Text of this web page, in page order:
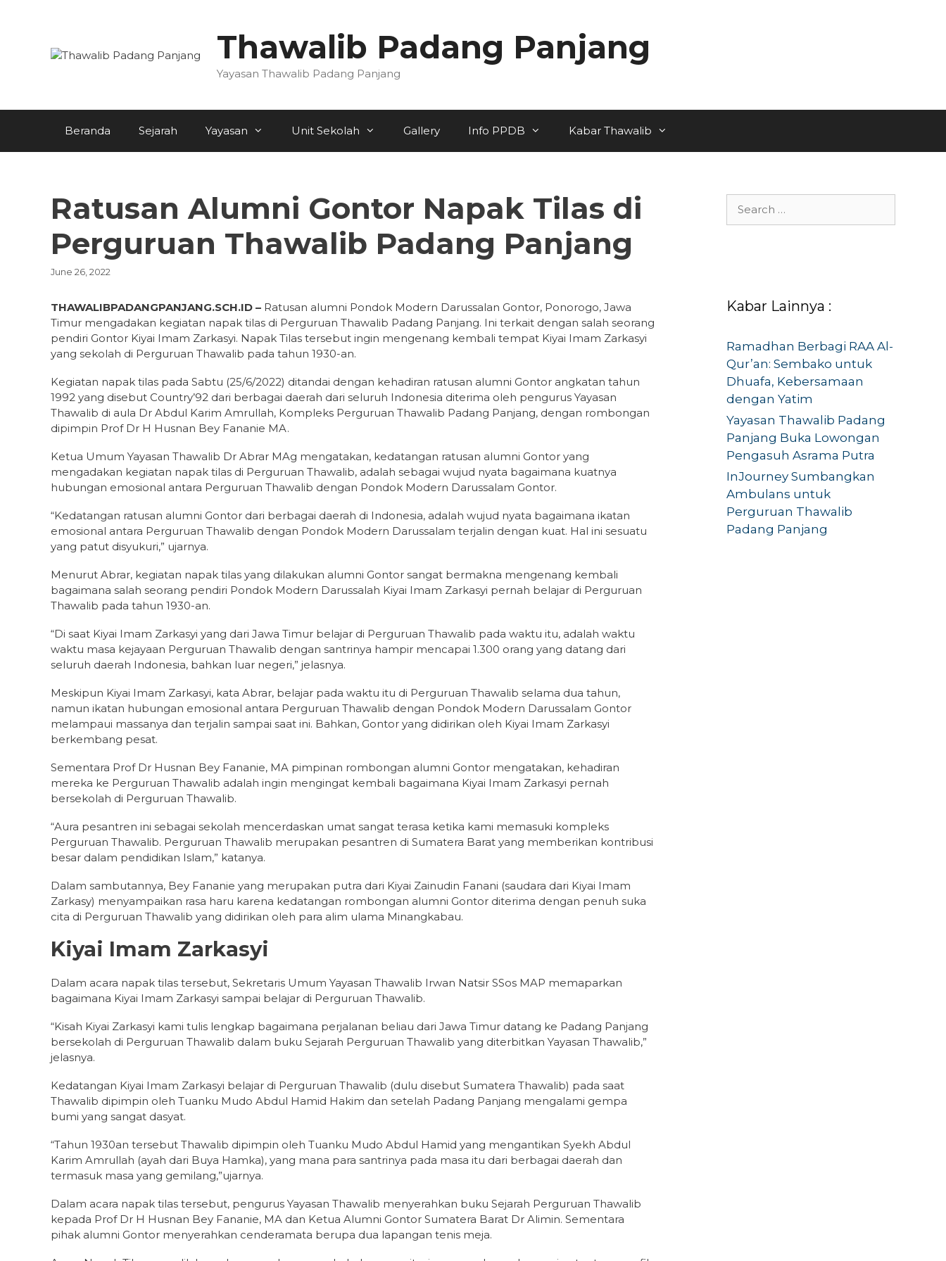
Thawalib Padang Panjang
Yayasan Thawalib Padang Panjang
Beranda Sejarah Yayasan Unit Sekolah Gallery Info PPDB Kabar Thawalib
Ratusan Alumni Gontor Napak Tilas di
Perguruan Thawalib Padang Panjang
June 26, 2022
THAWALIBPADANGPANJANG.SCH.ID – Ratusan alumni Pondok Modern Darussalan Gontor, Ponorogo, Jawa
Timur mengadakan kegiatan napak tilas di Perguruan Thawalib Padang Panjang. Ini terkait dengan salah seorang
pendiri Gontor Kiyai Imam Zarkasyi. Napak Tilas tersebut ingin mengenang kembali tempat Kiyai Imam Zarkasyi
yang sekolah di Perguruan Thawalib pada tahun 1930-an.
Kegiatan napak tilas pada Sabtu (25/6/2022) ditandai dengan kehadiran ratusan alumni Gontor angkatan tahun
1992 yang disebut Country’92 dari berbagai daerah dari seluruh Indonesia diterima oleh pengurus Yayasan
Thawalib di aula Dr Abdul Karim Amrullah, Kompleks Perguruan Thawalib Padang Panjang, dengan rombongan
dipimpin Prof Dr H Husnan Bey Fananie MA.
Ketua Umum Yayasan Thawalib Dr Abrar MAg mengatakan, kedatangan ratusan alumni Gontor yang
mengadakan kegiatan napak tilas di Perguruan Thawalib, adalah sebagai wujud nyata bagaimana kuatnya
hubungan emosional antara Perguruan Thawalib dengan Pondok Modern Darussalam Gontor.
“Kedatangan ratusan alumni Gontor dari berbagai daerah di Indonesia, adalah wujud nyata bagaimana ikatan
emosional antara Perguruan Thawalib dengan Pondok Modern Darussalam terjalin dengan kuat. Hal ini sesuatu
yang patut disyukuri,” ujarnya.
Menurut Abrar, kegiatan napak tilas yang dilakukan alumni Gontor sangat bermakna mengenang kembali
bagaimana salah seorang pendiri Pondok Modern Darussalah Kiyai Imam Zarkasyi pernah belajar di Perguruan
Thawalib pada tahun 1930-an.
“Di saat Kiyai Imam Zarkasyi yang dari Jawa Timur belajar di Perguruan Thawalib pada waktu itu, adalah waktu
waktu masa kejayaan Perguruan Thawalib dengan santrinya hampir mencapai 1.300 orang yang datang dari
seluruh daerah Indonesia, bahkan luar negeri,” jelasnya.
Meskipun Kiyai Imam Zarkasyi, kata Abrar, belajar pada waktu itu di Perguruan Thawalib selama dua tahun,
namun ikatan hubungan emosional antara Perguruan Thawalib dengan Pondok Modern Darussalam Gontor
melampaui massanya dan terjalin sampai saat ini. Bahkan, Gontor yang didirikan oleh Kiyai Imam Zarkasyi
berkembang pesat.
Sementara Prof Dr Husnan Bey Fananie, MA pimpinan rombongan alumni Gontor mengatakan, kehadiran
mereka ke Perguruan Thawalib adalah ingin mengingat kembali bagaimana Kiyai Imam Zarkasyi pernah
bersekolah di Perguruan Thawalib.
“Aura pesantren ini sebagai sekolah mencerdaskan umat sangat terasa ketika kami memasuki kompleks
Perguruan Thawalib. Perguruan Thawalib merupakan pesantren di Sumatera Barat yang memberikan kontribusi
besar dalam pendidikan Islam,” katanya.
Dalam sambutannya, Bey Fananie yang merupakan putra dari Kiyai Zainudin Fanani (saudara dari Kiyai Imam
Zarkasy) menyampaikan rasa haru karena kedatangan rombongan alumni Gontor diterima dengan penuh suka
cita di Perguruan Thawalib yang didirikan oleh para alim ulama Minangkabau.
Kiyai Imam Zarkasyi
Dalam acara napak tilas tersebut, Sekretaris Umum Yayasan Thawalib Irwan Natsir SSos MAP memaparkan
bagaimana Kiyai Imam Zarkasyi sampai belajar di Perguruan Thawalib.
“Kisah Kiyai Zarkasyi kami tulis lengkap bagaimana perjalanan beliau dari Jawa Timur datang ke Padang Panjang
bersekolah di Perguruan Thawalib dalam buku Sejarah Perguruan Thawalib yang diterbitkan Yayasan Thawalib,”
jelasnya.
Kedatangan Kiyai Imam Zarkasyi belajar di Perguruan Thawalib (dulu disebut Sumatera Thawalib) pada saat
Thawalib dipimpin oleh Tuanku Mudo Abdul Hamid Hakim dan setelah Padang Panjang mengalami gempa
bumi yang sangat dasyat.
“Tahun 1930an tersebut Thawalib dipimpin oleh Tuanku Mudo Abdul Hamid yang mengantikan Syekh Abdul
Karim Amrullah (ayah dari Buya Hamka), yang mana para santrinya pada masa itu dari berbagai daerah dan
termasuk masa yang gemilang,”ujarnya.
Dalam acara napak tilas tersebut, pengurus Yayasan Thawalib menyerahkan buku Sejarah Perguruan Thawalib
kepada Prof Dr H Husnan Bey Fananie, MA dan Ketua Alumni Gontor Sumatera Barat Dr Alimin. Sementara
pihak alumni Gontor menyerahkan cenderamata berupa dua lapangan tenis meja.
Search
Kabar Lainnya :
Ramadhan Berbagi RAA Al-
Qur’an: Sembako untuk
Dhuafa, Kebersamaan
dengan Yatim
Yayasan Thawalib Padang
Panjang Buka Lowongan
Pengasuh Asrama Putra
InJourney Sumbangkan
Ambulans untuk
Perguruan Thawalib
Padang Panjang